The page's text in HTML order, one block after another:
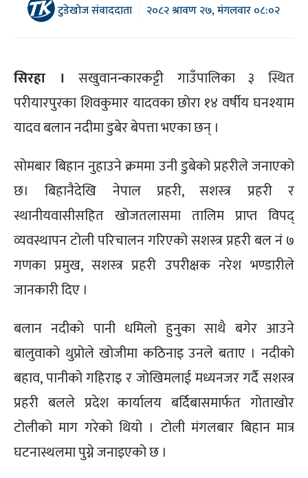
टुडेखोज संवाददाता २०८२ श्रावण २७, मंगलवार ०८:०२
सिरहा । सखुवानन्कारकट्टी गाउँपालिका ३ स्थित
परीयारपुरका शिवकुमार यादवका छोरा १४ वर्षीय घनश्याम
यादव बलान नदीमा डुबेर बेपत्ता भएका छन् ।
सोमबार बिहान नुहाउने क्रममा उनी डुबेको प्रहरीले जनाएको
छ। बिहानैदेखि नेपाल प्रहरी, सशस्त्र प्रहरी र
स्थानीयवासीसहित खोजतलासमा तालिम प्राप्त विपद्
व्यवस्थापन टोली परिचालन गरिएको सशस्त्र प्रहरी बल नं ७
गणका प्रमुख, सशस्त्र प्रहरी उपरीक्षक नरेश भण्डारीले
जानकारी दिए ।
बलान नदीको पानी धमिलो हुनुका साथै बगेर आउने
बालुवाको थुप्रोले खोजीमा कठिनाइ उनले बताए । नदीको
बहाव, पानीको गहिराइ र जोखिमलाई मध्यनजर गर्दै सशस्त्र
प्रहरी बलले प्रदेश कार्यालय बर्दिबासमार्फत गोताखोर
टोलीको माग गरेको थियो । टोली मंगलबार बिहान मात्र
घटनास्थलमा पुग्ने जनाइएको छ ।